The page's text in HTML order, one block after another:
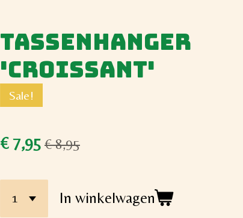
Tassenhanger
'Croissant'
Sale!
€ 7,95 € 8,95
In winkelwagen